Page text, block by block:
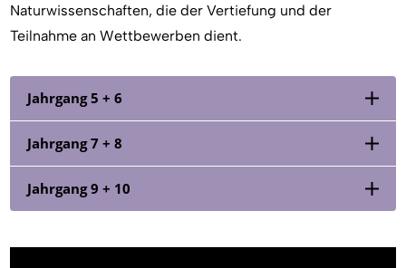
Naturwissenschaften, die der Vertiefung und der
Teilnahme an Wettbewerben dient.
Jahrgang 5 + 6
Jahrgang 7 + 8
Jahrgang 9 + 10